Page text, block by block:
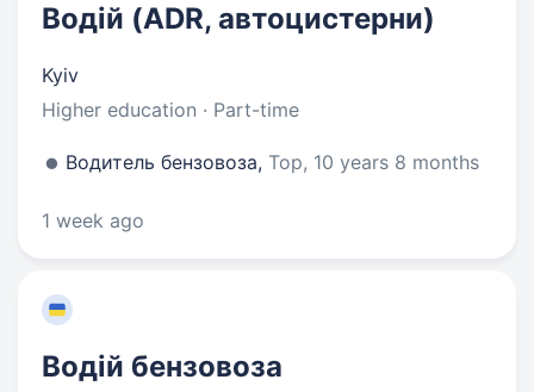
Водій (ADR, автоцистерни)
Kyiv
Higher education · Part-time
Водитель бензовоза, Тор, 10 years 8 months
1 week ago
Водій бензовоза